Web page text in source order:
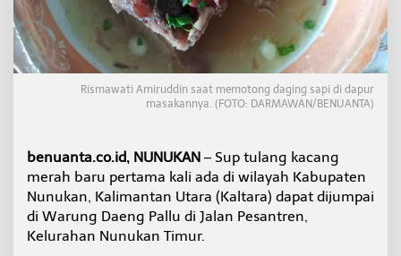
a
r
i
d
i
N
u
k
n
I
Rismawati Amiruddin saat memotong daging sapi di dapur
masakannya. (FOTO: DARMAWAN/BENUANTA)
benuanta.co.id, NUNUKAN – Sup tulang kacang
merah baru pertama kali ada di wilayah Kabupaten
Nunukan, Kalimantan Utara (Kaltara) dapat dijumpai
di Warung Daeng Pallu di Jalan Pesantren,
Kelurahan Nunukan Timur.